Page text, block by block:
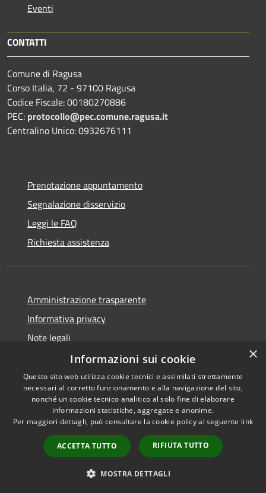
Eventi
CONTATTI
Comune di Ragusa
Corso Italia, 72 - 97100 Ragusa
Codice Fiscale: 00180270886
PEC: protocollo@pec.comune.ragusa.it
Centralino Unico: 0932676111
Prenotazione appuntamento
Segnalazione disservizio
Leggi le FAQ
Richiesta assistenza
Amministrazione trasparente
Informativa privacy
Note legali
Dichiarazione di accessibilità
RSS
Accessibility
Copyright © 2026 • Town of
Ragusa • Powered by
Municipium•
Admin
access
×
Informazioni sui cookie
Questo sito web utilizza cookie tecnici e assimilati strettamente
necessari al corretto funzionamento e alla navigazione del sito,
nonché un cookie tecnico analitico al solo fine di elaborare
informazioni statistiche, aggregate e anonime.
Per maggiori dettagli, può consultare la cookie policy al seguente link
ACCETTA TUTTO RIFIUTA TUTTO
MOSTRA DETTAGLI